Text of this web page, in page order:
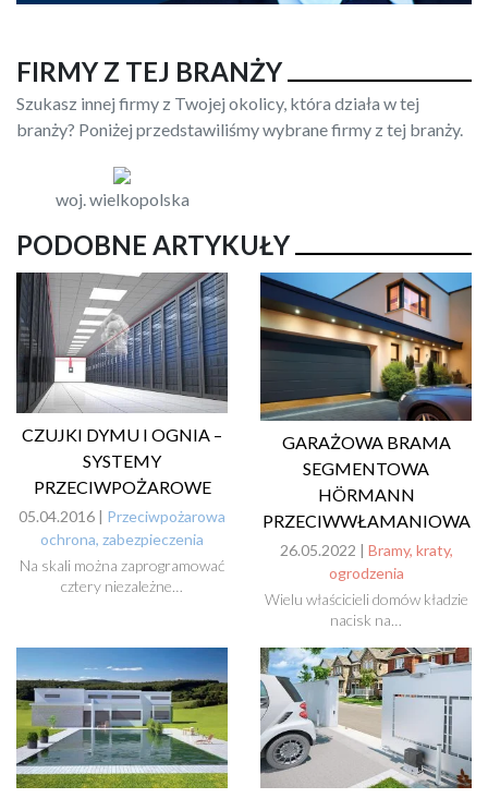
FIRMY Z TEJ BRANŻY
Szukasz innej firmy z Twojej okolicy, która działa w tej
branży? Poniżej przedstawiliśmy wybrane firmy z tej branży.
woj. wielkopolska
PODOBNE ARTYKUŁY
CZUJKI DYMU I OGNIA –
SYSTEMY
PRZECIWPOŻAROWE
05.04.2016 | Przeciwpożarowa
ochrona, zabezpieczenia
Na skali można zaprogramować
cztery niezależne…
GARAŻOWA BRAMA
SEGMENTOWA
HÖRMANN
PRZECIWWŁAMANIOWA
26.05.2022 | Bramy, kraty,
ogrodzenia
Wielu właścicieli domów kładzie
nacisk na…